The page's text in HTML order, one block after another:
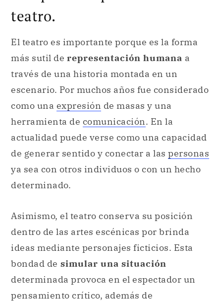
teatro.
El teatro es importante porque es la forma
más sutil de representación humana a
través de una historia montada en un
escenario. Por muchos años fue considerado
como una expresión de masas y una
herramienta de comunicación. En la
actualidad puede verse como una capacidad
de generar sentido y conectar a las personas
ya sea con otros individuos o con un hecho
determinado.
Asimismo, el teatro conserva su posición
dentro de las artes escénicas por brinda
ideas mediante personajes ficticios. Esta
bondad de simular una situación
determinada provoca en el espectador un
pensamiento crítico, además de